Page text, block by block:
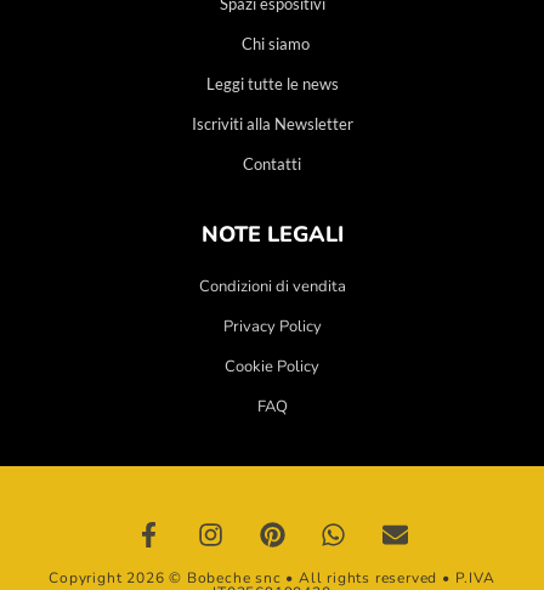
Chi siamo
Leggi tutte le news
Iscriviti alla Newsletter
Contatti
NOTE LEGALI
Condizioni di vendita
Privacy Policy
Cookie Policy
FAQ
Copyright 2026 © Bobeche snc • All rights reserved • P.IVA